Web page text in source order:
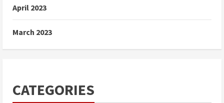
April 2023
March 2023
CATEGORIES